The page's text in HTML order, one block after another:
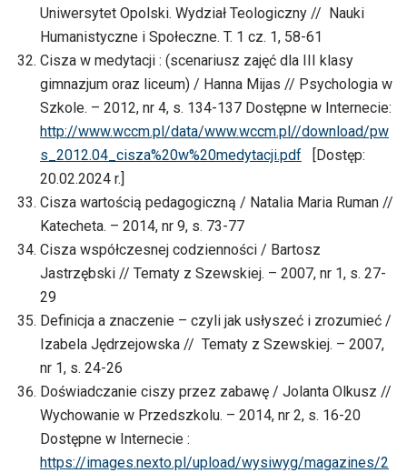
Uniwersytet Opolski. Wydział Teologiczny // Nauki
Humanistyczne i Społeczne. T. 1 cz. 1, 58-61
Cisza w medytacji : (scenariusz zajęć dla III klasy
gimnazjum oraz liceum) / Hanna Mijas // Psychologia w
Szkole. – 2012, nr 4, s. 134-137 Dostępne w Internecie:
http://www.wccm.pl/data/www.wccm.pl//download/pw
s_2012.04_cisza%20w%20medytacji.pdf [Dostęp:
20.02.2024 r.]
Cisza wartością pedagogiczną / Natalia Maria Ruman //
Katecheta. – 2014, nr 9, s. 73-77
Cisza współczesnej codzienności / Bartosz
Jastrzębski // Tematy z Szewskiej. – 2007, nr 1, s. 27-
29
Definicja a znaczenie – czyli jak usłyszeć i zrozumieć /
Izabela Jędrzejowska // Tematy z Szewskiej. – 2007,
nr 1, s. 24-26
Doświadczanie ciszy przez zabawę / Jolanta Olkusz //
Wychowanie w Przedszkolu. – 2014, nr 2, s. 16-20
Dostępne w Internecie :
https://images.nexto.pl/upload/wysiwyg/magazines/2